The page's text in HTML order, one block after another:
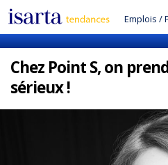
Emplois /
Chez Point S, on
sérieux !